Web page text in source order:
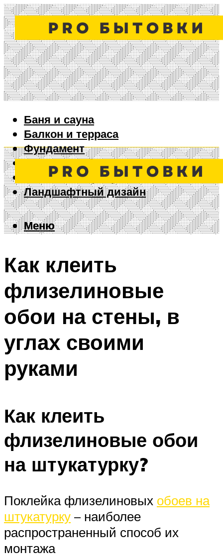
Баня и сауна
Балкон и терраса
Фундамент
Ворота и забор
Дизайн интерьера
Ландшафтный дизайн
Меню
Меню
Как клеить
флизелиновые
обои на стены, в
углах своими
руками
Как клеить
флизелиновые обои
на штукатурку?
Поклейка флизелиновых обоев на
штукатурку – наиболее
распространенный способ их
монтажа